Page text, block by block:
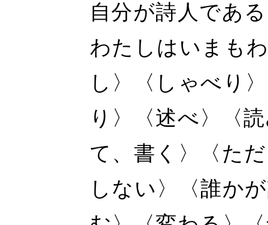
自分が詩人であ
わたしはいまも
し〉〈しゃべり
り〉〈述べ〉〈
て、書く〉〈た
しない〉〈誰か